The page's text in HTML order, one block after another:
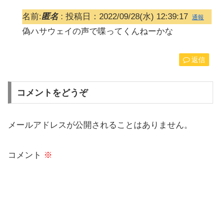
名前:匿名: 投稿日：2022/09/28(水) 12:39:17 通報
偽ハサウェイの声で喋ってくんねーかな
返信
コメントをどうぞ
メールアドレスが公開されることはありません。
コメント ※